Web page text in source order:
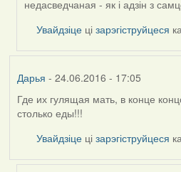
by
Gruzdov
недасведчаная - як і адзін з
Увайдзіце цізарэгіструйцеся
Дарья - 24.06.2016 - 17:05
Где их гулящая мать, в конце
столько еды!!!
Увайдзіце цізарэгіструйцеся